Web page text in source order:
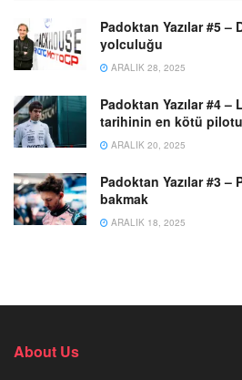
Padoktan Yazılar #5 –
yolculuğu
ARALIK 28, 2025
Padoktan Yazılar #4
tarihinin en kötü
ARALIK 20, 2025
Padoktan Yazılar #3 –
bakmak
ARALIK 18, 2025
About Us